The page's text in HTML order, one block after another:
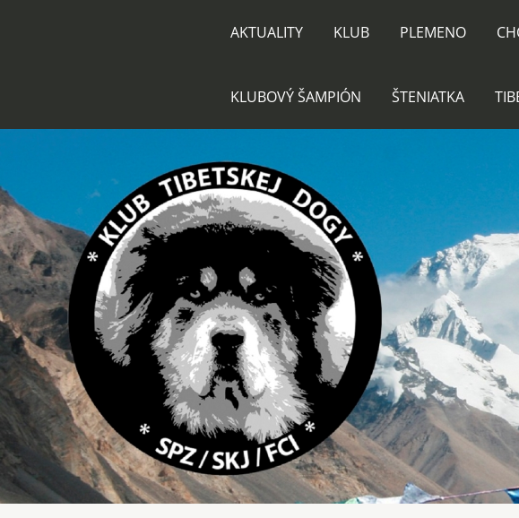
AKTUALITY KLUB PLEMENO
KLUBOVÝ ŠAMPIÓN ŠTENIATKA